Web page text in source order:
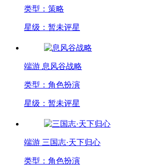
类型：策略
星级：暂未评星
端游 息风谷战略
类型：角色扮演
星级：暂未评星
端游 三国志·天下归心
类型：角色扮演